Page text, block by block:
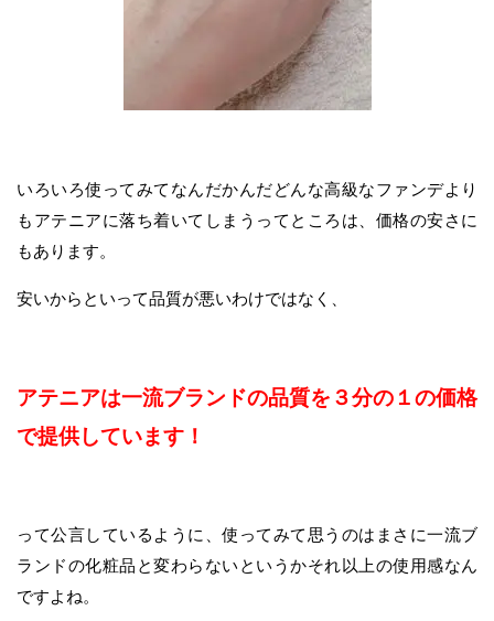
いろいろ使ってみてなんだかんだどんな高級なファンデより
もアテニアに落ち着いてしまうってところは、価格の安さに
もあります。
安いからといって品質が悪いわけではなく、
アテニアは一流ブランドの品質を３分の１の価格
で提供しています！
って公言しているように、使ってみて思うのはまさに一流ブ
ランドの化粧品と変わらないというかそれ以上の使用感なん
ですよね。